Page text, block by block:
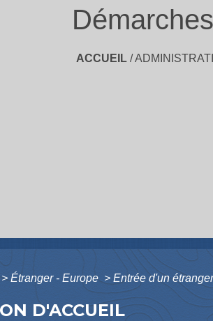
ACCUEIL/
Étranger - Europe > Entrée d'un
D'ACCUEIL